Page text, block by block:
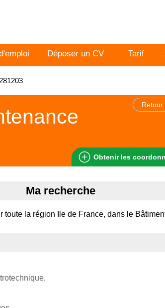
Déposer un CV Tarif
Retour
Obtenir les
Ma recherche
toute la région Ile de France, dans le